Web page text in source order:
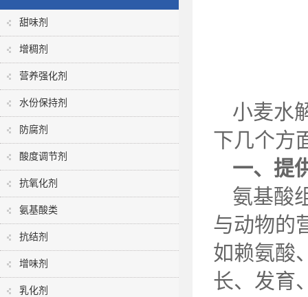
甜味剂
增稠剂
营养强化剂
水份保持剂
防腐剂
酸度调节剂
抗氧化剂
氨基酸类
抗结剂
增味剂
乳化剂
小麦水
下几个方
一、提
氨基酸
与动物的
如赖氨酸
长、发育